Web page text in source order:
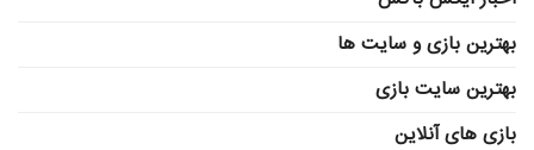
بهترین بازی و سایت ها
بهترین سایت بازی
بازی های آنلاین